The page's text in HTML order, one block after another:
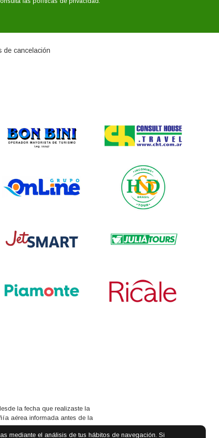
de cancelación
la fecha que realizaste la
aérea informada antes de la
mediante el análisis de tus hábitos de navegación. Si